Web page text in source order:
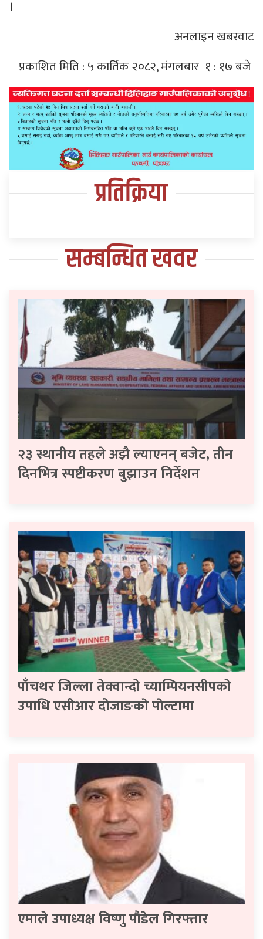
।
अनलाइन खबरवाट
प्रकाशित मिति : ५ कार्तिक २०८२, मंगलबार १ : १७ बजे
प्रतिक्रिया
सम्बन्धित खवर
२३ स्थानीय तहले अझै ल्याएनन् बजेट, तीन
दिनभित्र स्पष्टीकरण बुझाउन निर्देशन
पाँचथर जिल्ला तेक्वान्दो च्याम्पियनसीपकाे
उपाधि एसीआर दोजाङकाे पाेल्टामा
एमाले उपाध्यक्ष विष्णु पौडेल गिरफ्तार